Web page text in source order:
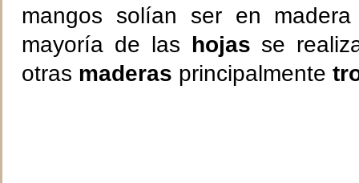
mangos solían ser en
mayoría de las hojas se
otras maderas principalmente